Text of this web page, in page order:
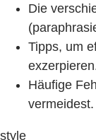
Die
Tipps, um
Häufige
vermeidest.
style